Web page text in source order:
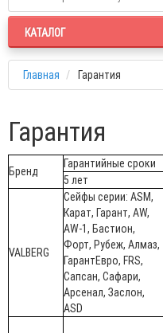
КАТАЛОГ
Главная Гарантия
Гарантия
Бренд
Гарантийные сроки
5 лет
VALBERG
Сейфы серии: ASM,
Карат, Гарант, AW,
AW-1, Бастион,
Форт, Рубеж, Алмаз,
ГарантЕвро, FRS,
Сапсан, Сафари,
Арсенал, Заслон,
ASD